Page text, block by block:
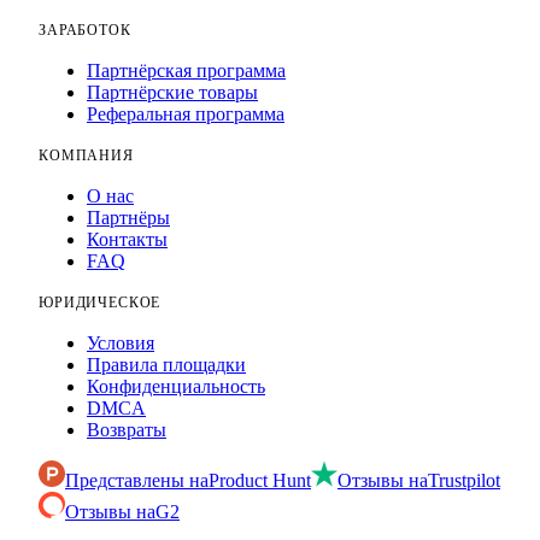
ЗАРАБОТОК
Партнёрская программа
Партнёрские товары
Реферальная программа
КОМПАНИЯ
О нас
Партнёры
Контакты
FAQ
ЮРИДИЧЕСКОЕ
Условия
Правила площадки
Конфиденциальность
DMCA
Возвраты
Представлены наProduct Hunt Отзывы наTrustpilot
Отзывы наG2